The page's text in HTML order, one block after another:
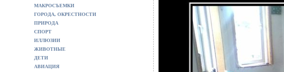
МАКРОСЪЕМКИ
ГОРОДА, ОКРЕСТНОСТИ
ПРИРОДА
СПОРТ
ИЛЛЮЗИИ
ЖИВОТНЫЕ
ДЕТИ
АВИАЦИЯ